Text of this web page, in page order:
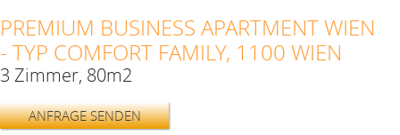
PREMIUM BUSINESS APARTMENT WIEN
- TYP COMFORT FAMILY, 1100 WIEN
3 Zimmer, 80m2
ANFRAGE SENDEN